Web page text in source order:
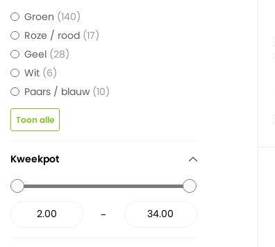
Groen 140
Roze / rood 17
Geel 28
Wit 6
Paars / blauw 10
Toon alle
Kweekpot
-